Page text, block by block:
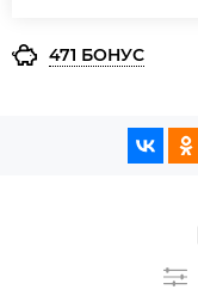
471 БОНУС